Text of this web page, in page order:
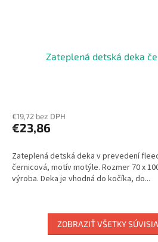
Zateplená detská deka
€19,72 bez DPH
€23,86
Zateplená detská deka v prevedení
černicová, motív motýle. Rozmer 70 x
výroba. Deka je vhodná do kočíka, do...
ZOBRAZIŤ VŠETKY